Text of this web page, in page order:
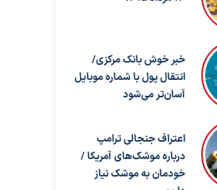
خبر خوش بانک مرکزی/
انتقال پول با شماره موبایل
آسان‌تر می‌شود
اعتراف جنجالی ترامپ
درباره موشک‌های آمریکا /
خودمان به موشک نیاز